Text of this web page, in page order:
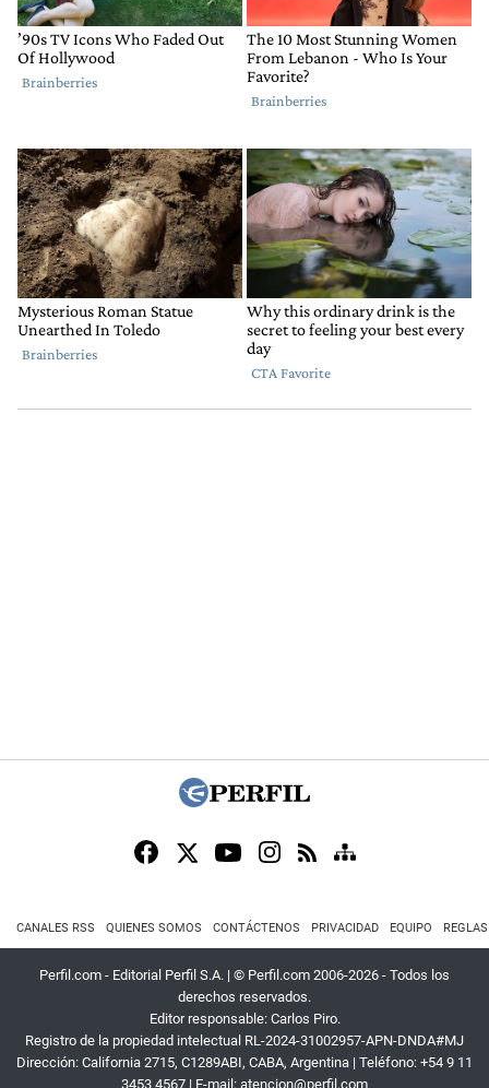
CANALES RSS QUIENES SOMOS CONTÁCTENOS PRIVACIDAD EQUIPO
Perfil.com - Editorial Perfil S.A. | © Perfil.com 2006-2026 - Todos los
derechos reservados.
Editor responsable: Carlos Piro.
Registro de la propiedad intelectual RL-2024-31002957-APN-DNDA#MJ
Dirección: California 2715, C1289ABI, CABA, Argentina | Teléfono: +54 9 11
3453 4567 | E-mail: atencion@perfil.com